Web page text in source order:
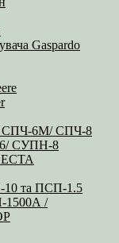
Gaspardo
СПЧ-6М/ СПЧ-8
6/ СУПН-8
10 та ПСП-1.5
1500А /